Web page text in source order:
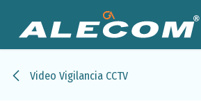
Video Vigilancia CCTV